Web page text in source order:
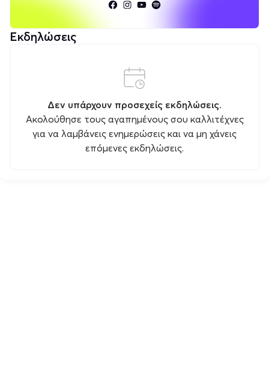
Εκδηλώσεις
Δεν υπάρχουν προσεχείς εκδηλώσεις.
Ακολούθησε τους αγαπημένους σου καλλιτέχνες
για να λαμβάνεις ενημερώσεις και να μη χάνεις
επόμενες εκδηλώσεις.